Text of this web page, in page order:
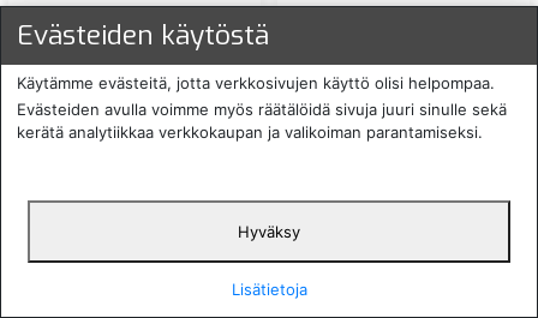
14,30 € ALE: 10 %
MOT-611-500 MOT-622-050 heti verkosta
Evästeiden käytöstä
Käytämme evästeitä, jotta verkkosivujen käyttö olisi helpompaa.
Evästeiden avulla voimme myös räätälöidä sivuja juuri sinulle sekä
kerätä analytiikkaa verkkokaupan ja valikoiman parantamiseksi.
Hyväksy
Lisätietoja